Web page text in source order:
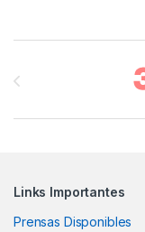
Links Importantes
Prensas Disponibles